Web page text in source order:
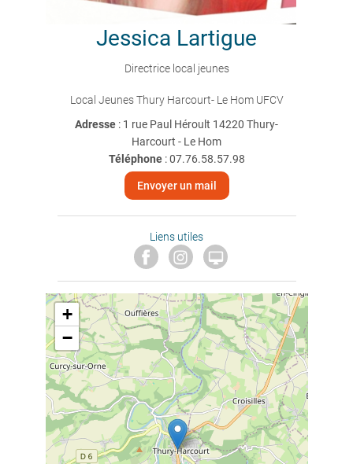
Jessica Lartigue
Directrice local jeunes
Local Jeunes Thury Harcourt- Le Hom UFCV
Adresse : 1 rue Paul Héroult 14220 Thury-
Harcourt - Le Hom
Téléphone:07.76.58.57.98
Envoyer un mail
Liens utiles

+
−